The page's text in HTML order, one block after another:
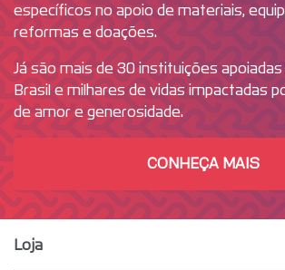
específicos no apoio de materiais,
reformas e doações.
Já são mais de 30 instituições
Brasil e milhares de vidas impactadas
de amor e generosidade.
CONHEÇA MAIS
Loja